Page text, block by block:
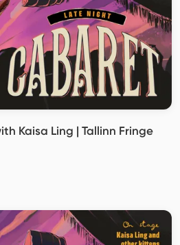
Kaisa Ling | Tallinn Fringe